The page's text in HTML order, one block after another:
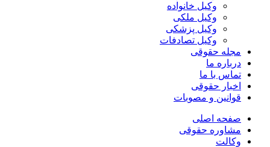
وکیل خانواده
وکیل ملکی
وکیل پزشکی
وکیل تصادفات
مجله حقوقی
درباره ما
تماس با ما
اخبار حقوقی
قوانین و مصوبات
صفحه اصلی
مشاوره حقوقی
وکالت